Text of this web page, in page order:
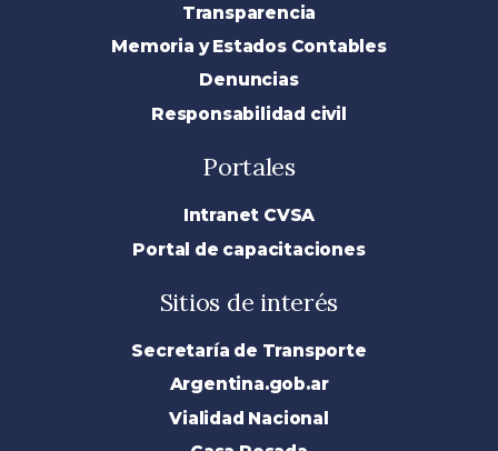
Transparencia
Memoria y Estados Contables
Denuncias
Responsabilidad civil
Portales
Intranet CVSA
Portal de capacitaciones
Sitios de interés
Secretaría de Transporte
Argentina.gob.ar
Vialidad Nacional